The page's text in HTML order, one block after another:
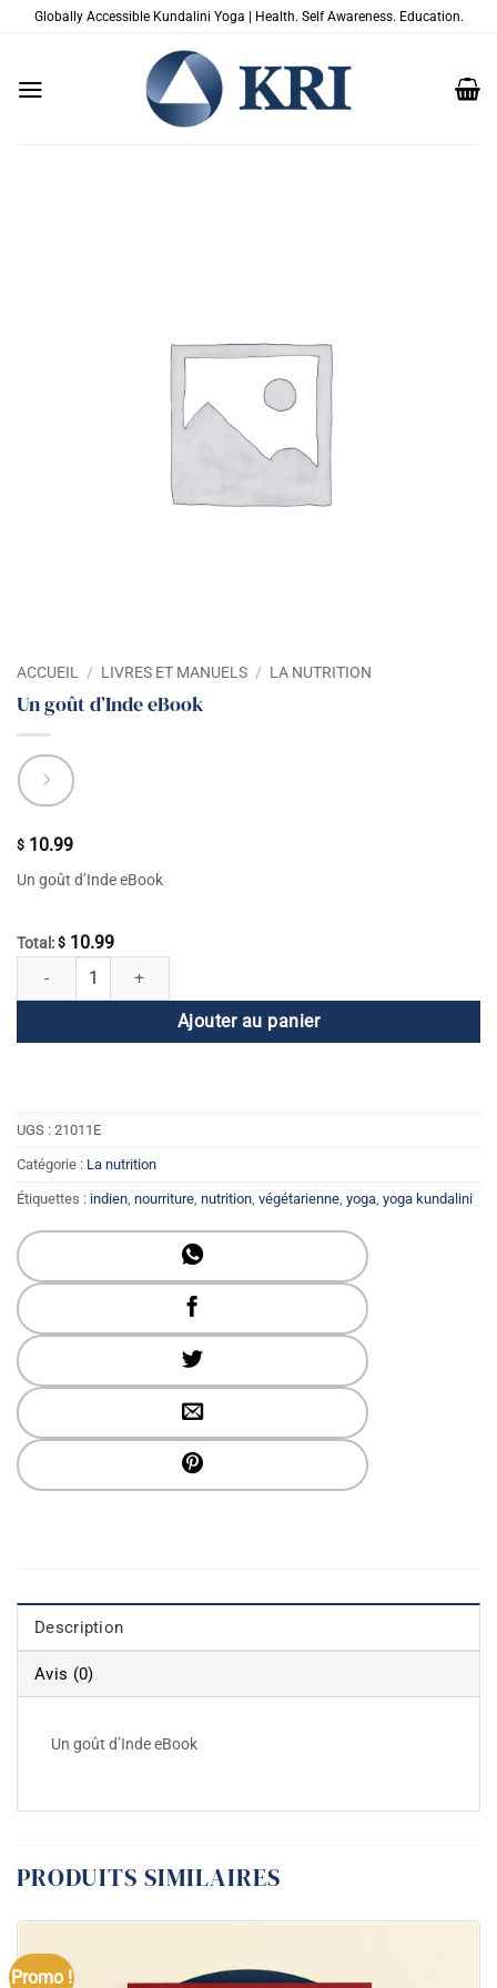
PasserGlobally Accessible Kundalini Yoga | Health. Self Awareness. Education.
ACCUEIL / LIVRES ET MANUELS / LA NUTRITION
Un goût d’Inde eBook
$ 10.99
Un goût d’Inde eBook
Total: $ 10.99
quantité de Un goût d'Inde eBook
Ajouter au panier
UGS : 21011E
Catégorie : La nutrition
Étiquettes : indien nourriture nutrition végétarienne yoga yoga kundalini
Description
Avis (0)
Un goût d’Inde eBook
PRODUITS SIMILAIRES
Promo !